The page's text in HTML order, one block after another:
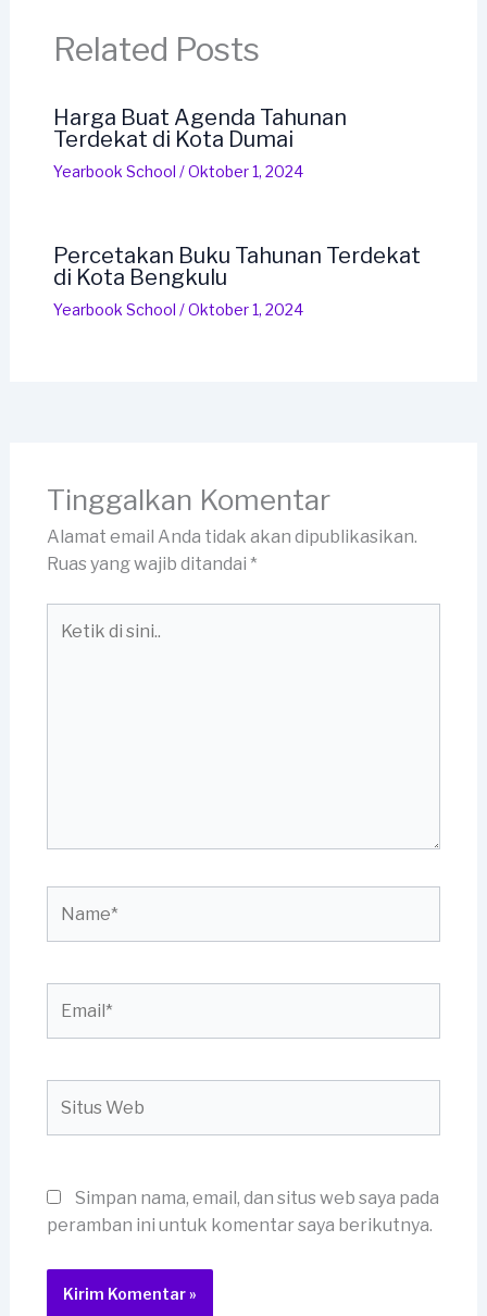
Related Posts
Harga Buat Agenda Tahunan
Terdekat di Kota Dumai
Yearbook School /Oktober 1, 2024
Percetakan Buku Tahunan Terdekat
di Kota Bengkulu
Yearbook School /Oktober 1, 2024
Tinggalkan Komentar
Alamat email Anda tidak akan dipublikasikan.
Ruas yang wajib ditandai *
Web
Simpan nama, email, dan situs web saya pada
peramban ini untuk komentar saya berikutnya.